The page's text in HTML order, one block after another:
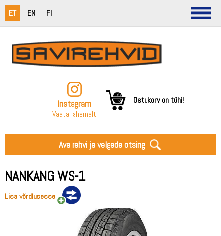
ET EN FI
Instagram
Vaata lähemalt
Ostukorv on tühi!
Ava rehvi ja velgede otsing
NANKANG WS-1
Lisa võrdlusesse